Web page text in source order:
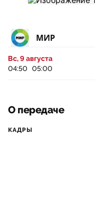
МИР
Вс, 9 августа
04:50
05:00
О передаче
КАДРЫ